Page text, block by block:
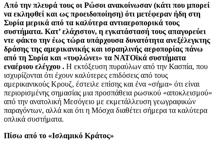
Από την πλευρά τους οι Ρώσοι ανακοίνωσαν (κάτι που μπορεί
να εκληφθεί και ως προειδοποίηση) ότι μετέφεραν ήδη στη
Συρία μερικά από τα καλύτερα αντιαεροπορικά τους
συστήματα. Κατ’ ελάχιστον, η εγκατάστασή τους απαγορεύει
ντε φάκτο την έως τώρα υπάρχουσα δυνατότητα ανεξέλεγκτης
δράσης της αμερικανικής και ισραηλινής αεροπορίας πάνω
από τη Συρία και «τυφλώνει» τα ΝΑΤΟϊκά συστήματα
εναέριου ελέγχου . Η εκτόξευση πυραύλων από την Κασπία, που
ισχυρίζονται ότι έχουν καλύτερες επιδόσεις από τους
αμερικανικούς Κρουζ, έστειλε επίσης και ένα «σήμα» ότι είναι
περιορισμένης σημασίας μια προσπάθεια ρωσικού «αποκλεισμού»
από την ανατολική Μεσόγειο με εκμετάλλευση γεωγραφικών
παραγόντων, αλλά και ότι η Μόσχα διαθέτει σήμερα τα καλύτερα
οπλικά συστήματα.
Πίσω από το «Ισλαμικό Κράτος»